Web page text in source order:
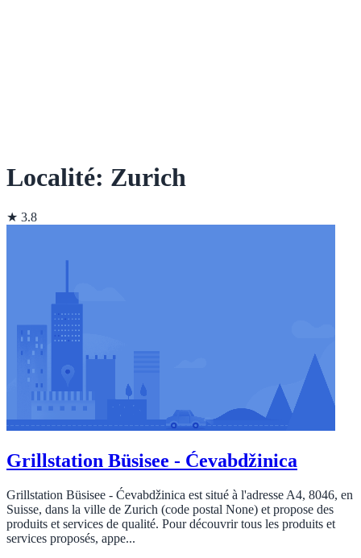
Localité: Zurich
★ 3.8
Grillstation Büsisee - Ćevabdžinica
Grillstation Büsisee - Ćevabdžinica est situé à l'adresse A4, 8046, en
Suisse, dans la ville de Zurich (code postal None) et propose des
produits et services de qualité. Pour découvrir tous les produits et
services proposés, appe...